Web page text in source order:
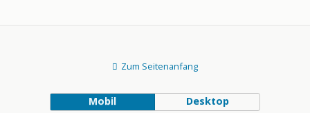
Zum Seitenanfang
Mobil Desktop